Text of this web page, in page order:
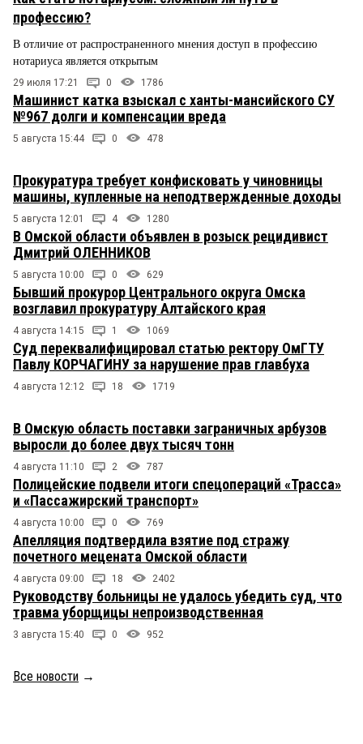
профессию?
В отличие от распространенного мнения доступ в профессию
нотариуса является открытым
29 июля 17:21 0 1786
Машинист катка взыскал с ханты-мансийского СУ
№967 долги и компенсации вреда
5 августа 15:44 0 478
Прокуратура требует конфисковать у чиновницы
машины, купленные на неподтвержденные доходы
5 августа 12:01 4 1280
В Омской области объявлен в розыск рецидивист
Дмитрий ОЛЕННИКОВ
5 августа 10:00 0 629
Бывший прокурор Центрального округа Омска
возглавил прокуратуру Алтайского края
4 августа 14:15 1 1069
Суд переквалифицировал статью ректору ОмГТУ
Павлу КОРЧАГИНУ за нарушение прав главбуха
4 августа 12:12 18 1719
В Омскую область поставки заграничных арбузов
выросли до более двух тысяч тонн
4 августа 11:10 2 787
Полицейские подвели итоги спецопераций «Трасса»
и «Пассажирский транспорт»
4 августа 10:00 0 769
Апелляция подтвердила взятие под стражу
почетного мецената Омской области
4 августа 09:00 18 2402
Руководству больницы не удалось убедить суд, что
травма уборщицы непроизводственная
3 августа 15:40 0 952
Все новости →